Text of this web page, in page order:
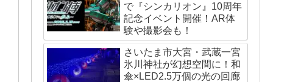
で『シンカリオン』10周年
記念イベント開催！AR体
験や撮影会も！
さいたま市大宮・武蔵一宮
氷川神社が幻想空間に！和
傘×LED2.5万個の光の回廊